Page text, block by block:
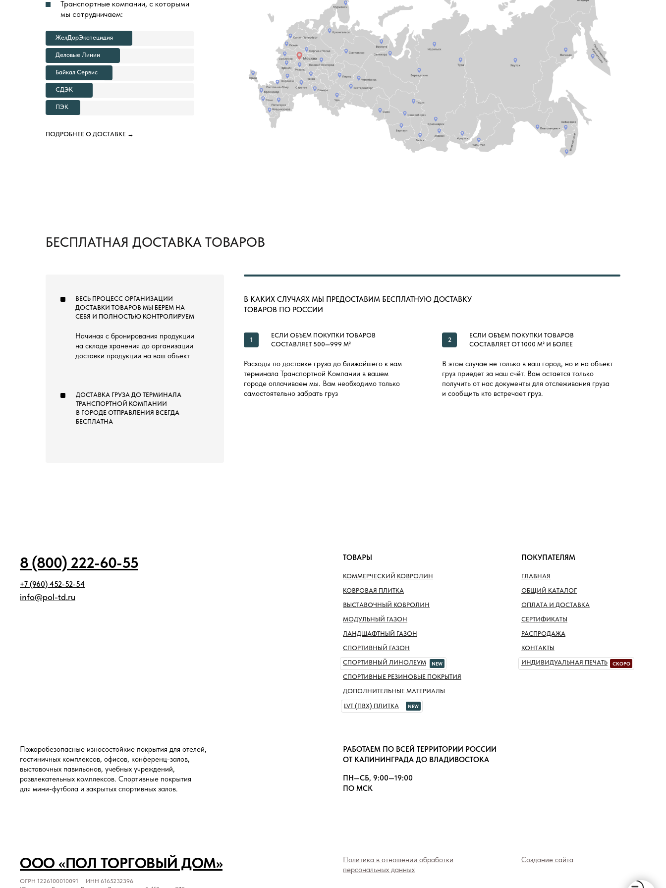
Транспортные компании, с которыми
мы сотрудничаем:
ЖелДорЭкспецидия
Деловые Линии
Байкал Сервис
СДЭК
ПЭК
ПОДРОБНЕЕ О ДОСТАВКЕ →
БЕСПЛАТНАЯ ДОСТАВКА ТОВАРОВ
ВЕСЬ ПРОЦЕСС ОРГАНИЗАЦИИ
ДОСТАВКИ ТОВАРОВ МЫ БЕРЕМ НА
СЕБЯ И ПОЛНОСТЬЮ КОНТРОЛИРУЕМ
Начиная с бронирования продукции
на складе хранения до организации
доставки продукции на ваш объект
В этом случае не только в ваш город, но и на объект
груз приедет за наш счёт. Вам остается только
получить от нас документы для отслеживания груза
и сообщить кто встречает груз.
Расходы по доставке груза до ближайшего к вам
терминала Транспортной Компании в вашем
городе оплачиваем мы. Вам необходимо только
самостоятельно забрать груз
ДОСТАВКА ГРУЗА ДО ТЕРМИНАЛА
ТРАНСПОРТНОЙ КОМПАНИИ
В ГОРОДЕ ОТПРАВЛЕНИЯ ВСЕГДА
БЕСПЛАТНА
1 2
В КАКИХ СЛУЧАЯХ МЫ ПРЕДОСТАВИМ БЕСПЛАТНУЮ ДОСТАВКУ
ТОВАРОВ ПО РОССИИ
ЕСЛИ ОБЪЕМ ПОКУПКИ ТОВАРОВ
СОСТАВЛЯЕТ 500—999 М²
ЕСЛИ ОБЪЕМ ПОКУПКИ ТОВАРОВ
СОСТАВЛЯЕТ ОТ 1000 М² И БОЛЕЕ
ООО «ПОЛ ТОРГОВЫЙ ДОМ»
8 (800) 222-60-55
info@pol-td.ru
КОММЕРЧЕСКИЙ КОВРОЛИН
КОВРОВАЯ ПЛИТКА
ВЫСТАВОЧНЫЙ КОВРОЛИН
СПОРТИВНЫЙ ГАЗОН
МОДУЛЬНЫЙ ГАЗОН
СПОРТИВНЫЙ ЛИНОЛЕУМ NEW
СПОРТИВНЫЕ РЕЗИНОВЫЕ ПОКРЫТИЯ
ТОВАРЫ
Пожаробезопасные износостойкие покрытия для отелей,
гостиничных комплексов, офисов, конференц-залов,
выставочных павильонов, учебных учреждений,
развлекательных комплексов. Спортивные покрытия
для мини-футбола и закрытых спортивных залов.
ОБЩИЙ КАТАЛОГ
ОПЛАТА И ДОСТАВКА
СЕРТИФИКАТЫ
РАСПРОДАЖА
КОНТАКТЫ
ИНДИВИДУАЛЬНАЯ ПЕЧАТЬ
СКОРО
ПОКУПАТЕЛЯМ
+7 (960) 452-52-54
Политика в отношении обработки
персональных данных
ОГРН 1226100010091 ИНН 6165232396
РАБОТАЕМ ПО ВСЕЙ ТЕРРИТОРИИ РОССИИ
ОТ КАЛИНИНГРАДА ДО ВЛАДИВОСТОКА
ПН—СБ, 9:00—19:00
ПО МСК
Создание сайта
ГЛАВНАЯ
ЛАНДШАФТНЫЙ ГАЗОН
ДОПОЛНИТЕЛЬНЫЕ МАТЕРИАЛЫ
LVT (ПВХ) ПЛИТКА
NEW